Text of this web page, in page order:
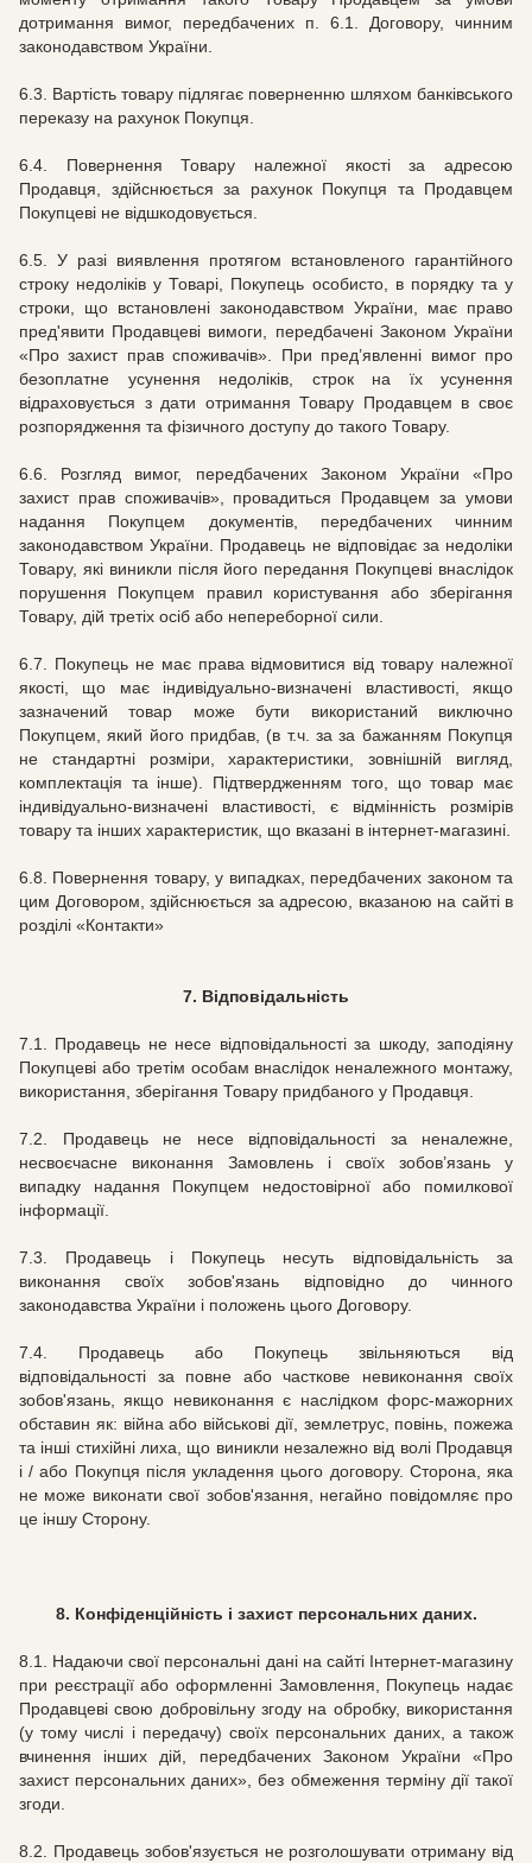
дотримання вимог, передбачених п. 6.1. Договору, чинним
законодавством України.
6.3. Вартість товару підлягає поверненню шляхом банківського
переказу на рахунок Покупця.
6.4. Повернення Товару належної якості за адресою
Продавця, здійснюється за рахунок Покупця та Продавцем
Покупцеві не відшкодовується.
6.5. У разі виявлення протягом встановленого гарантійного
строку недоліків у Товарі, Покупець особисто, в порядку та у
строки, що встановлені законодавством України, має право
пред'явити Продавцеві вимоги, передбачені Законом України
«Про захист прав споживачів». При пред’явленні вимог про
безоплатне усунення недоліків, строк на їх усунення
відраховується з дати отримання Товару Продавцем в своє
розпорядження та фізичного доступу до такого Товару.
6.6. Розгляд вимог, передбачених Законом України «Про
захист прав споживачів», провадиться Продавцем за умови
надання Покупцем документів, передбачених чинним
законодавством України. Продавець не відповідає за недоліки
Товару, які виникли після його передання Покупцеві внаслідок
порушення Покупцем правил користування або зберігання
Товару, дій третіх осіб або непереборної сили.
6.7.
Покупець не має права відмовитися від товару належної
якості, що має індивідуально-визначені властивості, якщо
зазначений товар може бути використаний виключно
Покупцем, який його придбав, (в т.ч. за за бажанням Покупця
не стандартні розміри, характеристики, зовнішній вигляд,
комплектація та інше).
Підтвердженням того, що товар має
індивідуально-визначені властивості, є відмінність розмірів
товару та інших характеристик, що вказані в інтернет-магазині.
6.8.
Повернення товару, у випадках, передбачених законом та
цим Договором, здійснюється за адресою, вказаною на сайті в
розділі «Контакти»
7. Відповідальність
7.1.
Продавець не несе відповідальності за шкоду, заподіяну
Покупцеві або третім особам внаслідок неналежного монтажу,
використання, зберігання Товару придбаного у Продавця.
7.2.
Продавець не несе відповідальності за неналежне,
несвоєчасне виконання Замовлень і своїх зобов’язань у
випадку надання Покупцем недостовірної або помилкової
інформації.
7.3.
Продавець і Покупець несуть відповідальність за
виконання своїх зобов'язань відповідно до чинного
законодавства України і положень цього Договору.
7.4.
Продавець або Покупець звільняються від
відповідальності за повне або часткове невиконання своїх
зобов'язань, якщо невиконання є наслідком форс-мажорних
обставин як: війна або військові дії, землетрус, повінь, пожежа
та інші стихійні лиха, що виникли незалежно від волі Продавця
і / або Покупця після укладення цього договору. Сторона, яка
не може виконати свої зобов'язання, негайно повідомляє про
це іншу Сторону.
8. Конфіденційність і захист персональних даних.
8.1. Надаючи свої персональні дані на сайті Інтернет-магазину
при реєстрації або оформленні Замовлення, Покупець надає
Продавцеві свою добровільну згоду на обробку, використання
(у тому числі і передачу) своїх персональних даних, а також
вчинення інших дій, передбачених Законом України «Про
захист персональних даних», без обмеження терміну дії такої
згоди.
8.2. Продавець зобов'язується не розголошувати отриману від